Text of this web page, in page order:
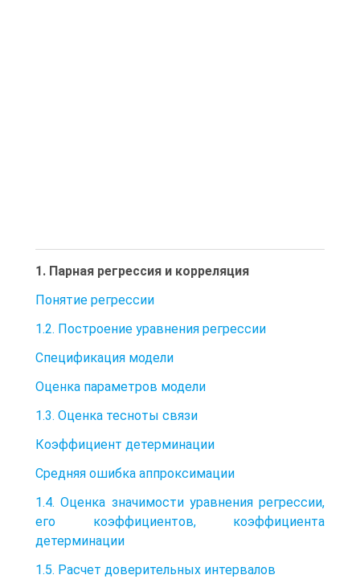
1. Парная регрессия и корреляция
Понятие регрессии
1.2. Построение уравнения регрессии
Спецификация модели
Оценка параметров модели
1.3. Оценка тесноты связи
Коэффициент детерминации
Средняя ошибка аппроксимации
1.4. Оценка значимости уравнения регрессии,
его коэффициентов, коэффициента
детерминации
1.5. Расчет доверительных интервалов